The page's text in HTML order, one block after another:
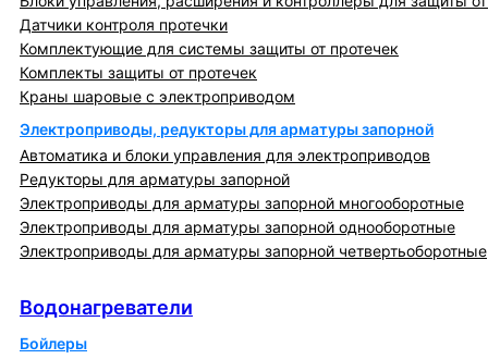
Датчики контроля протечки
Комплектующие для системы защиты от протечек
Комплекты защиты от протечек
Краны шаровые с электроприводом
Электроприводы, редукторы для арматуры запорной
Автоматика и блоки управления для электроприводов
Редукторы для арматуры запорной
Электроприводы для арматуры запорной многооборотные
Электроприводы для арматуры запорной однооборотные
Электроприводы для арматуры запорной четвертьоборотные
Водонагреватели
Бойлеры